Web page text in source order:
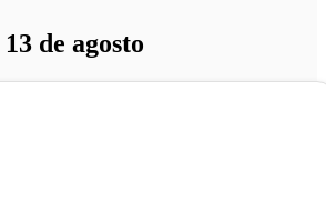
de agosto